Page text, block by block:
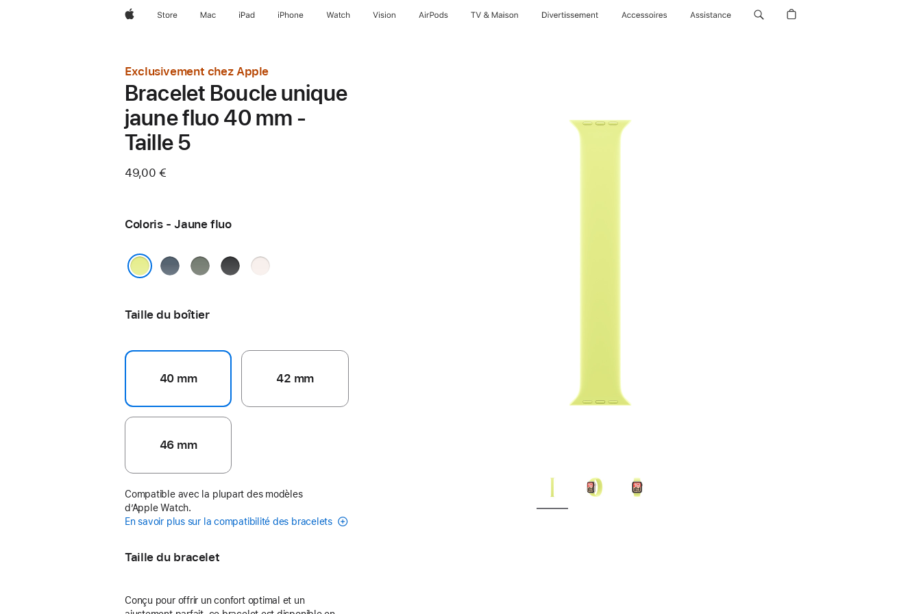
AppleStore Mac iPad iPhone Watch Vision AirPods TV & Maison Divertissements Accessoires Assistance
Exclusivement chez Apple
Bracelet Boucle unique
jaune fluo 40 mm -
Taille 5
49,00 €
Coloris - Jaune fluo
Bleu
Gris
Noir
Rose
Taille du boîtier
40 mm 42 mm
46 mm
Compatible avec la plupart des modèles
d’Apple Watch.
En savoir plus sur la compatibilité des bracelets
Taille du bracelet
Conçu pour offrir un confort optimal et un